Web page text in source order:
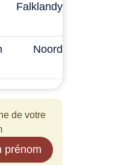
Noord
de votre
prénom